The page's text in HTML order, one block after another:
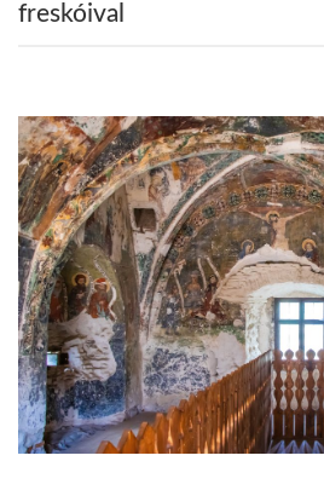
freskóival